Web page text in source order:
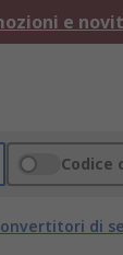
e
Codice
di